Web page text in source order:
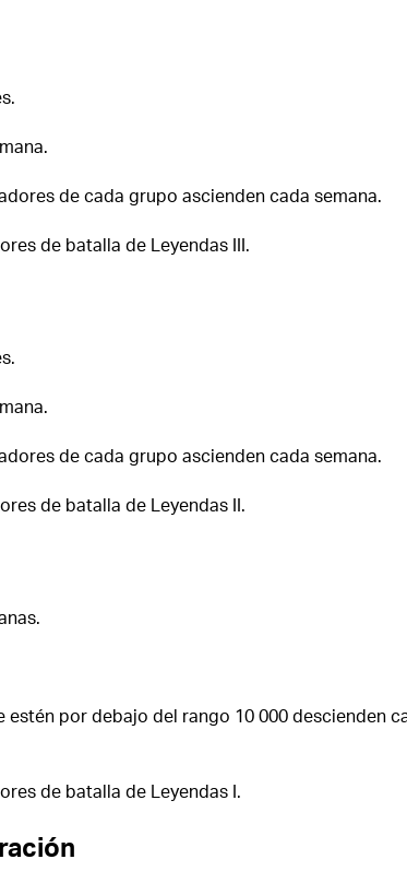
de cada grupo ascienden cada semana.
de batalla de Leyendas III.
de cada grupo ascienden cada semana.
de batalla de Leyendas II.
estén por debajo del rango 10 000 descienden
de batalla de Leyendas I.